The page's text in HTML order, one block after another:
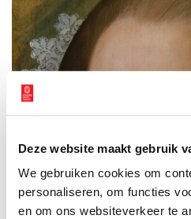
Deze website maakt gebruik
We gebruiken cookies om
personaliseren, om functies
en om ons websiteverkeer te